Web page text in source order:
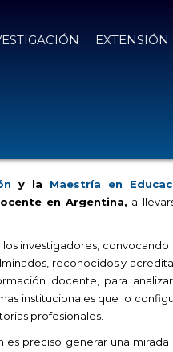
EXTENSIÓN
y la Maestría en
en Argentina, a
investigadores, convocando
reconocidos y
docente, para
institucionales que lo
profesionales.
preciso generar una mirada